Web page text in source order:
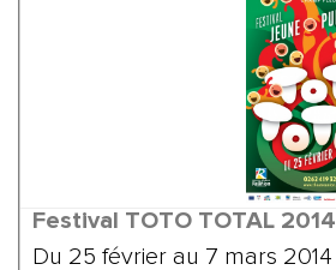
Festival TOTO TOTAL 2014
Du 25 février au 7 mars 2014